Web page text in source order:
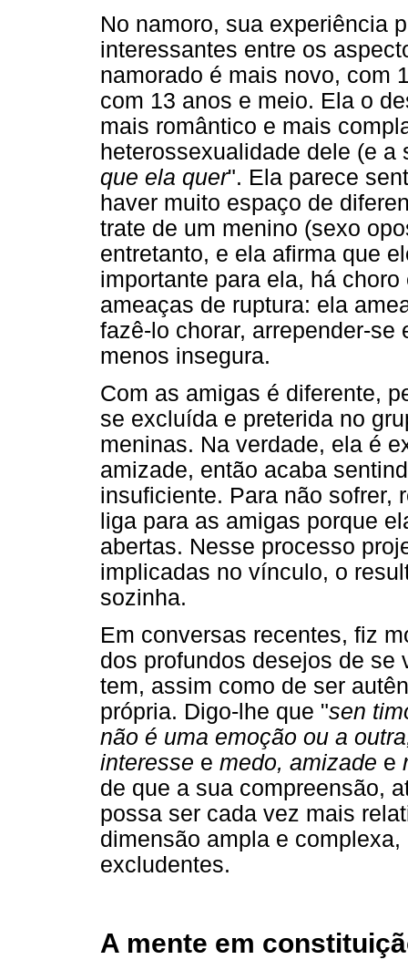
No namoro, sua experiência
interessantes entre os
namorado é mais novo, com
com 13 anos e meio. Ela o
mais romântico e mais
heterossexualidade dele (e a
que ela quer". Ela parece
haver muito espaço de
trate de um menino (sexo
entretanto, e ela afirma que
importante para ela, há
ameaças de ruptura: ela
fazê-lo chorar, arrepender-se
menos insegura.
Com as amigas é diferente,
se excluída e preterida no
meninas. Na verdade, ela é
amizade, então acaba
insuficiente. Para não sofrer,
liga para as amigas porque
abertas. Nesse processo
implicadas no vínculo, o
sozinha.
Em conversas recentes, fiz
dos profundos desejos de se
tem, assim como de ser
própria. Digo-lhe que "sen
não é uma emoção ou a
interesse e medo, amizade e
de que a sua compreensão,
possa ser cada vez mais
dimensão ampla e
excludentes.
A mente em